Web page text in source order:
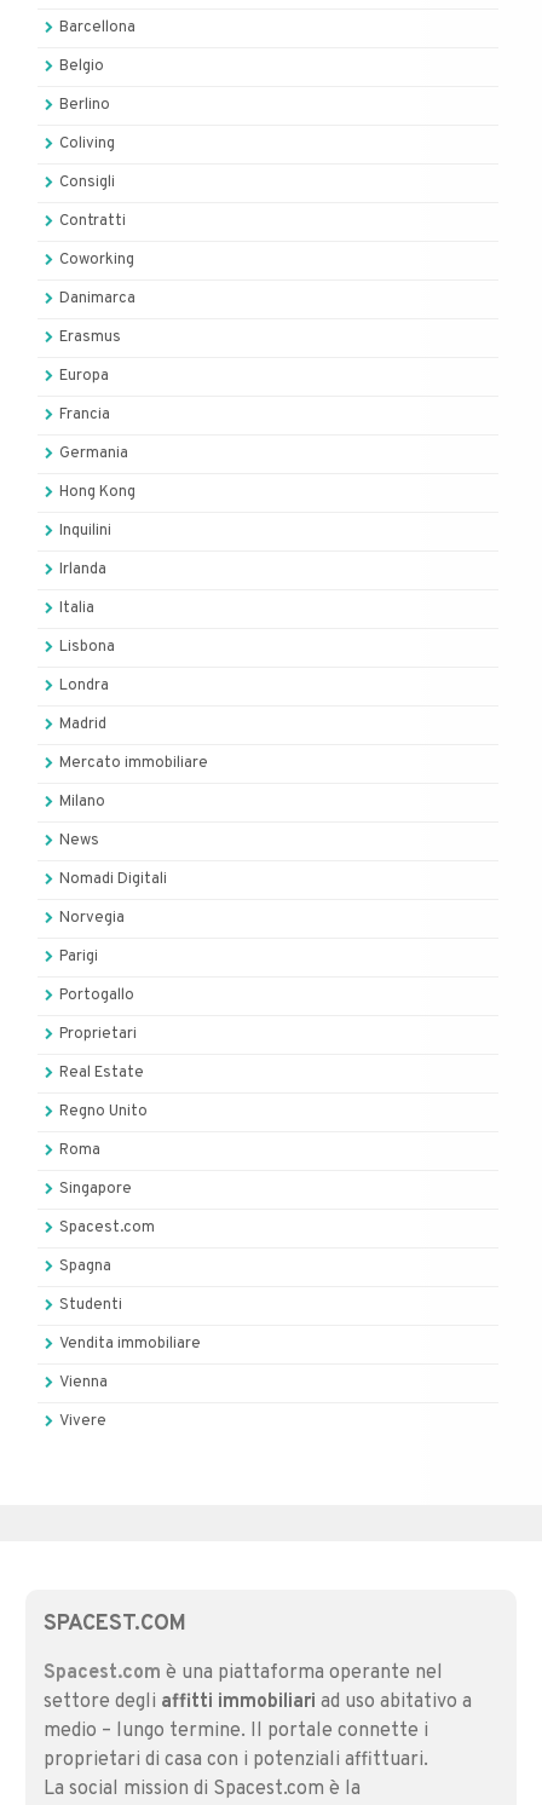
Barcellona
Belgio
Berlino
Coliving
Consigli
Contratti
Coworking
Danimarca
Erasmus
Europa
Francia
Germania
Hong Kong
Inquilini
Irlanda
Italia
Lisbona
Londra
Madrid
Mercato immobiliare
Milano
News
Nomadi Digitali
Norvegia
Parigi
Portogallo
Proprietari
Real Estate
Regno Unito
Roma
Singapore
Spacest.com
Spagna
Studenti
Vendita immobiliare
Vienna
Vivere
SPACEST.COM
Spacest.com è una piattaforma operante nel
settore degli affitti immobiliari ad uso abitativo a
medio – lungo termine. Il portale connette i
proprietari di casa con i potenziali affittuari.
La social mission di Spacest.com è la